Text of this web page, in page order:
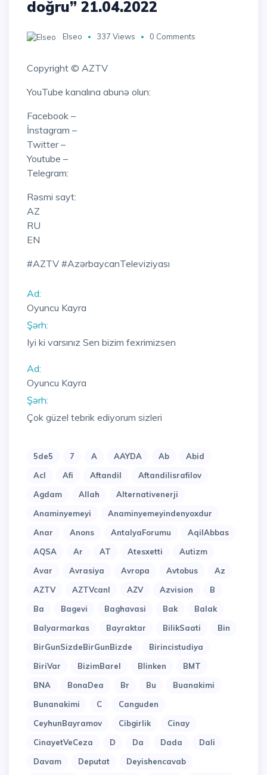
doğru” 21.04.2022
Elseo 337 Views 0 Comments
Copyright © AZTV
YouTube kanalına abunə olun:
Facebook –
İnstagram –
Twitter –
Youtube –
Telegram:
Rəsmi sayt:
AZ
RU
EN
#AZTV #AzərbaycanTeleviziyası
Ad:
Oyuncu Kayra
Şərh:
Iyi ki varsınız Sen bizim fexrimizsen
Ad:
Oyuncu Kayra
Şərh:
Çok güzel tebrik ediyorum sizleri
5de5 7 A AAYDA Ab
Abid
Acl
Afi Aftandil
Aftandilisrafilov
Agdam
Allah
Alternativenerji
Anaminyemeyi
Anaminyemeyindenyoxdur
Anar
Anons AntalyaForumu
AqilAbbas
AQSA
Ar AT Atesxetti
Autizm
Avar
Avrasiya Avropa Avtobus
Az
AZTV
AZTVcanl AZV Azvision
B
Ba
Bagevi Baghavasi Bak
Balak
Balyarmarkas
Bayraktar BilikSaati
Bin
BirGunSizdeBirGunBizde
Birincistudiya
BiriVar
BizimBarel Blinken
BMT
BNA
BonaDea Br Bu
Buanakimi
Bunanakimi
C
Canguden
CeyhunBayramov
Cibgirlik
Cinay
CinayetVeCeza
D Da Dada
Dali
Davam
Deputat
Deyishencavab